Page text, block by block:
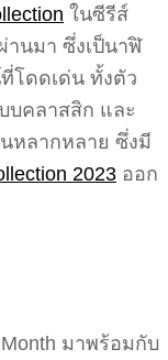
ในซีรีส์
านมา ซึ่งเป็นาฬิ
โดดเด่น ทั้งตัว
บคลาสสิก และ
หลากหลาย ซึ่งมี
2023 ออก
มาพร้อมกับ